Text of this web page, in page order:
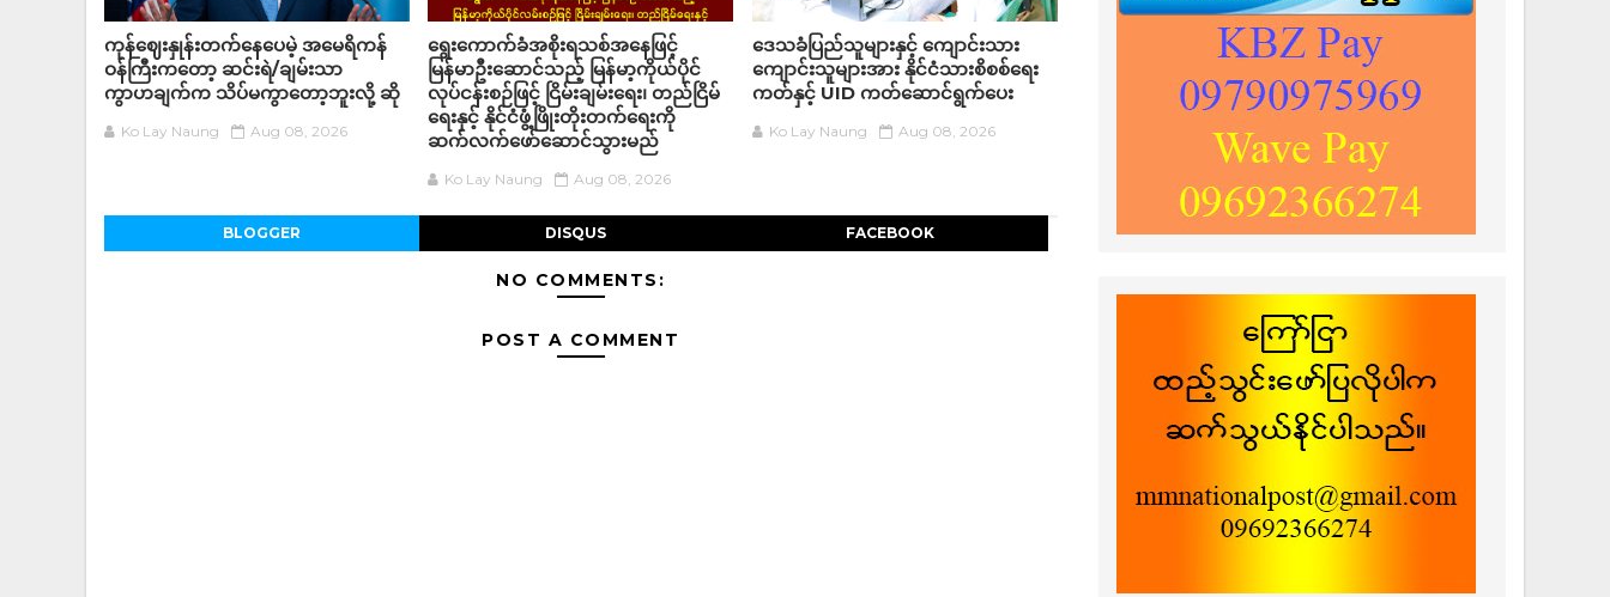
ကုန်ဈေးနှုန်းတက်နေပေမဲ့ အမေရိကန်
ဝန်ကြီးကတော့ ဆင်းရဲ/ချမ်းသာ
ကွာဟချက်က သိပ်မကွာတော့ဘူးလို့ ဆို
Ko Lay Naung Aug 08, 2026
ရွေးကောက်ခံအစိုးရသစ်အနေဖြင့်
မြန်မာဦးဆောင်သည့် မြန်မာ့ကိုယ်ပိုင်
လုပ်ငန်းစဉ်ဖြင့် ငြိမ်းချမ်းရေး၊ တည်ငြိမ်
ရေးနှင့် နိုင်ငံဖွံ့ဖြိုးတိုးတက်ရေးကို
ဆက်လက်ဖော်ဆောင်သွားမည်
Ko Lay Naung Aug 08, 2026
ဒေသခံပြည်သူများနှင့် ကျောင်းသား
ကျောင်းသူများအား နိုင်ငံသားစိစစ်ရေး
ကတ်နှင့် UID ကတ်ဆောင်ရွက်ပေး
Ko Lay Naung Aug 08, 2026
BLOGGER DISQUS FACEBOOK
NO COMMENTS:
POST A COMMENT